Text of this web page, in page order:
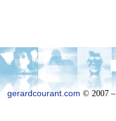
gerardcourant.com © 2007